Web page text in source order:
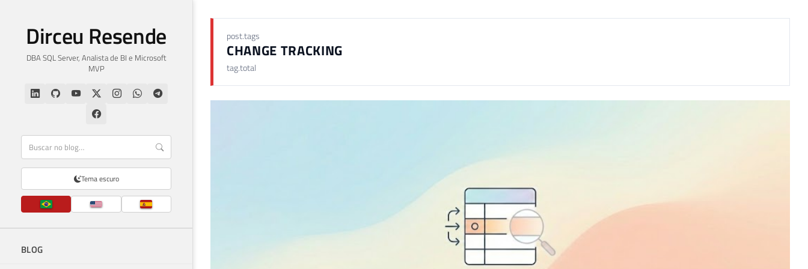
Dirceu Resende
DBA SQL Server, Analista de BI e Microsoft
MVP
Tema escuro
BLOG
post.tags
CHANGE TRACKING
tag.total